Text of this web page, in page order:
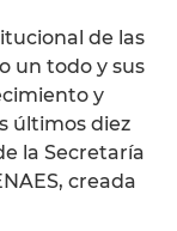
de las
un todo y sus
y
últimos diez
la Secretaría
creada